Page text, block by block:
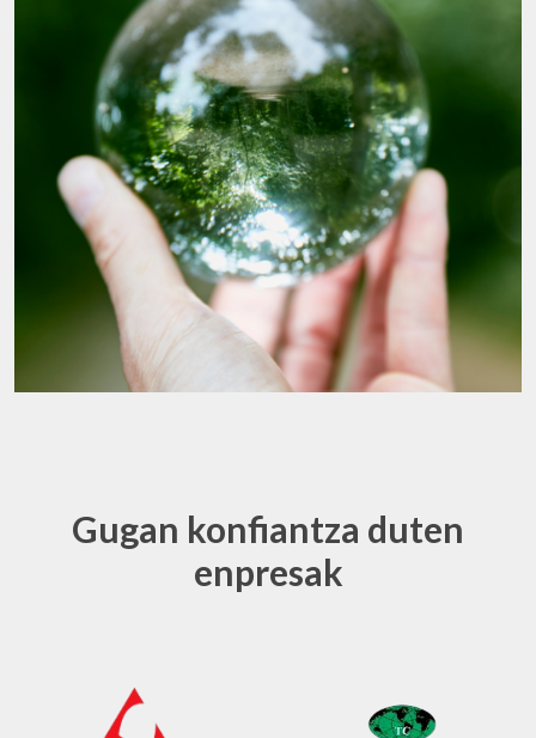
Gugan konfiantza duten
enpresak